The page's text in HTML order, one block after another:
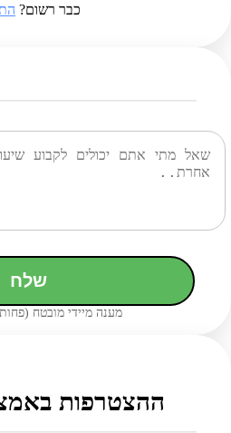
כבר רשום?
שלח
מענה מיידי מובטח (פחות מ-24
ההצטרפות